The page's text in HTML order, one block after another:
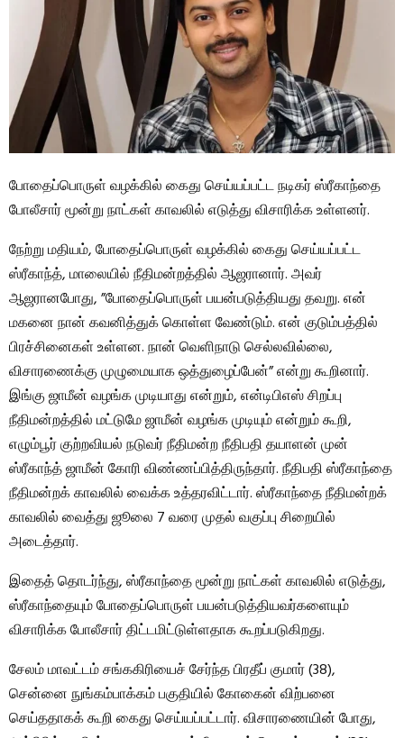
போதைப்பொருள் வழக்கில் கைது செய்யப்பட்ட நடிகர் ஸ்ரீகாந்தை
போலீசார் மூன்று நாட்கள் காவலில் எடுத்து விசாரிக்க உள்ளனர்.
நேற்று மதியம், போதைப்பொருள் வழக்கில் கைது செய்யப்பட்ட
ஸ்ரீகாந்த், மாலையில் நீதிமன்றத்தில் ஆஜரானார். அவர்
ஆஜரானபோது, ​​”போதைப்பொருள் பயன்படுத்தியது தவறு. என்
மகனை நான் கவனித்துக் கொள்ள வேண்டும். என் குடும்பத்தில்
பிரச்சினைகள் உள்ளன. நான் வெளிநாடு செல்லவில்லை,
விசாரணைக்கு முழுமையாக ஒத்துழைப்பேன்” என்று கூறினார்.
இங்கு ஜாமீன் வழங்க முடியாது என்றும், என்டிபிஎஸ் சிறப்பு
நீதிமன்றத்தில் மட்டுமே ஜாமீன் வழங்க முடியும் என்றும் கூறி,
எழும்பூர் குற்றவியல் நடுவர் நீதிமன்ற நீதிபதி தயாளன் முன்
ஸ்ரீகாந்த் ஜாமீன் கோரி விண்ணப்பித்திருந்தார். நீதிபதி ஸ்ரீகாந்தை
நீதிமன்றக் காவலில் வைக்க உத்தரவிட்டார். ஸ்ரீகாந்தை நீதிமன்றக்
காவலில் வைத்து ஜூலை 7 வரை முதல் வகுப்பு சிறையில்
அடைத்தார்.
இதைத் தொடர்ந்து, ஸ்ரீகாந்தை மூன்று நாட்கள் காவலில் எடுத்து,
ஸ்ரீகாந்தையும் போதைப்பொருள் பயன்படுத்தியவர்களையும்
விசாரிக்க போலீசார் திட்டமிட்டுள்ளதாக கூறப்படுகிறது.
சேலம் மாவட்டம் சங்ககிரியைச் சேர்ந்த பிரதீப் குமார் (38),
சென்னை நுங்கம்பாக்கம் பகுதியில் கோகைன் விற்பனை
செய்ததாகக் கூறி கைது செய்யப்பட்டார். விசாரணையின் போது, ​​